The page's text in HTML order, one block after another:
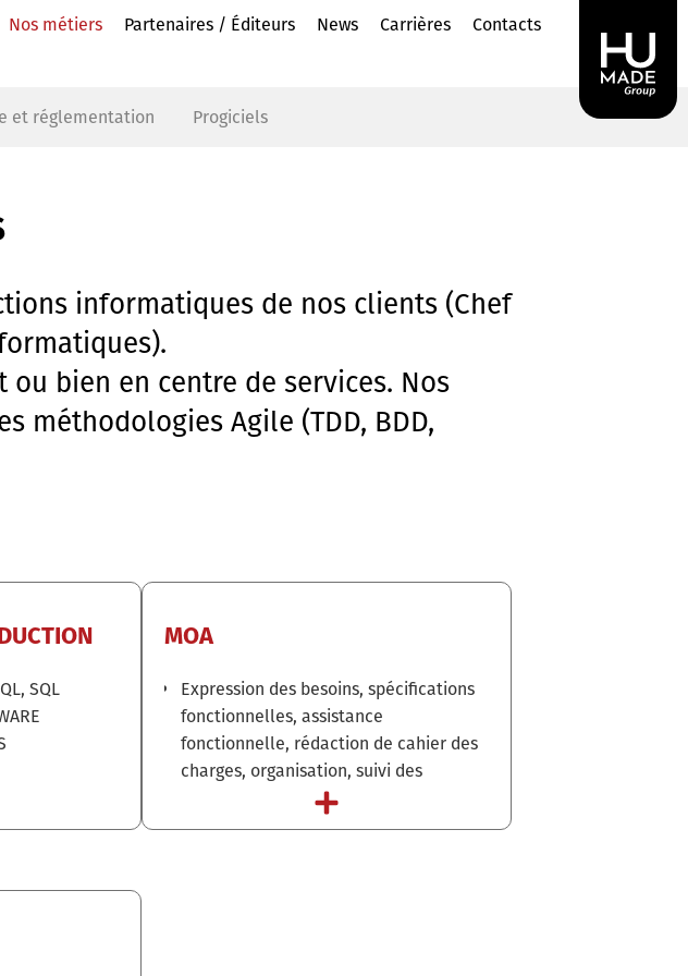
Nos métiers Partenaires / Éditeurs News Carrières Contacts
et réglementation Progiciels
informatiques de nos clients (Chef
bien en centre de services. Nos
méthodologies Agile (TDD, BDD,
SQL
MOA
Expression des besoins, spécifications
fonctionnelles, assistance
fonctionnelle, rédaction de cahier des
charges, organisation, suivi des